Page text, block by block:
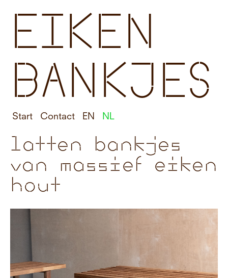
EIKEN
BANKJES
Start Contact EN NL
latten bankjes
van massief eiken
hout